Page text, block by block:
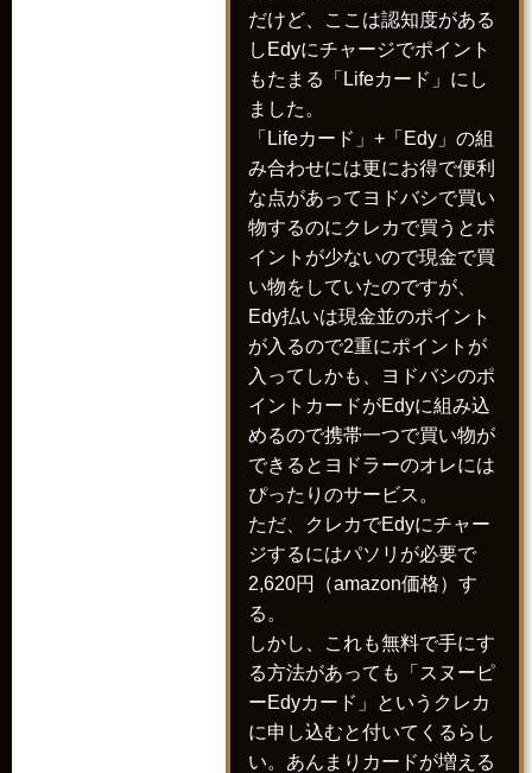
だけど、ここは認知度がある
しEdyにチャージでポイント
もたまる「Lifeカード」にし
ました。
「Lifeカード」+「Edy」の組
み合わせには更にお得で便利
な点があってヨドバシで買い
物するのにクレカで買うとポ
イントが少ないので現金で買
い物をしていたのですが、
Edy払いは現金並のポイント
が入るので2重にポイントが
入ってしかも、ヨドバシのポ
イントカードがEdyに組み込
めるので携帯一つで買い物が
できるとヨドラーのオレには
ぴったりのサービス。
ただ、クレカでEdyにチャー
ジするにはパソリが必要で
2,620円（amazon価格）す
る。
しかし、これも無料で手にす
る方法があっても「スヌーピ
ーEdyカード」というクレカ
に申し込むと付いてくるらし
い。あんまりカードが増える